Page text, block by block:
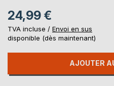
24,99 €
TVA incluse / Envoi en sus
disponible (dès maintenant)
AJOUTER